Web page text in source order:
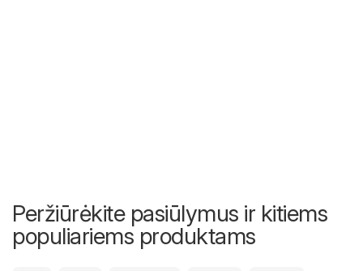
Peržiūrėkite pasiūlymus ir kitiems
populiariems produktams